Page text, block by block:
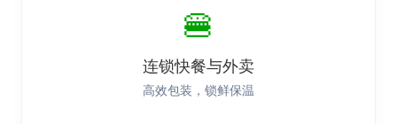
🍔
连锁快餐与外卖
高效包装，锁鲜保温